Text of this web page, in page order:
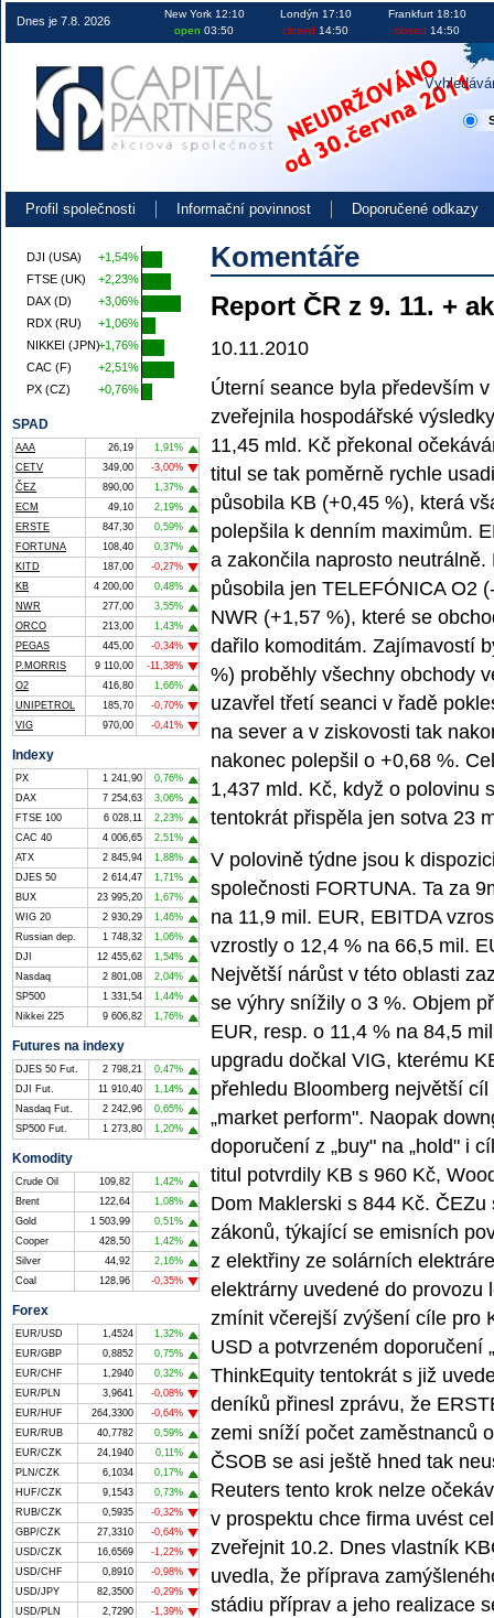
Obchodování na burze v ČR EU i USA investice akcie kurzy
Komentáře
Report ČR z 9. 11. +
10.11.2010
Úterní seance byla především
zveřejnila hospodářské
11,45 mld. Kč překonal
titul se tak poměrně rychle
působila KB (+0,45 %), která
polepšila k denním maximům.
a zakončila naprosto
působila jen TELEFÓNICA O2
NWR (+1,57 %), které se
dařilo komoditám. Zajímavostí
%) proběhly všechny obchody
uzavřel třetí seanci v řadě
na sever a v ziskovosti tak
nakonec polepšil o +0,68 %.
1,437 mld. Kč, když o polovinu
tentokrát přispěla jen sotva 23
V polovině týdne jsou k
společnosti FORTUNA. Ta za
na 11,9 mil. EUR, EBITDA
vzrostly o 12,4 % na 66,5 mil.
Největší nárůst v této oblasti
se výhry snížily o 3 %. Objem
EUR, resp. o 11,4 % na 84,5
upgradu dočkal VIG, kterému
přehledu Bloomberg největší
„market perform". Naopak
doporučení z „buy" na „hold" i
titul potvrdily KB s 960 Kč,
Dom Maklerski s 844 Kč.
zákonů, týkající se emisních
z elektřiny ze solárních
elektrárny uvedené do provozu
zmínit včerejší zvýšení cíle pro
USD a potvrzeném doporučení
ThinkEquity tentokrát s již
deníků přinesl zprávu, že
zemi sníží počet zaměstnanců
ČSOB se asi ještě hned tak
Reuters tento krok nelze
v prospektu chce firma uvést
zveřejnit 10.2. Dnes vlastník
uvedla, že příprava
stádiu příprav a jeho realizace
DJI (USA)
FTSE (UK)
DAX (D)
RDX (RU)
NIKKEI (JPN)
CAC (F)
PX (CZ)
+1,54%
+2,23%
+3,06%
+1,06%
+1,76%
+2,51%
+0,76%
SPAD
AAA 26,19
1,91%
CETV
349,00
-3,00%
ČEZ
890,00
1,37%
ECM
49,10
2,19%
ERSTE
847,30
0,59%
FORTUNA
108,40
0,37%
KITD
187,00
-0,27%
KB
4 200,00
0,48%
NWR
277,00
3,55%
ORCO
213,00
1,43%
PEGAS
445,00
-0,34%
P.MORRIS
9 110,00
-11,38%
O2
416,80
1,66%
UNIPETROL
185,70
-0,70%
VIG
970,00 -0,41%
Indexy
PX 1 241,90
0,76%
DAX
7 254,63
3,06%
FTSE 100
6 028,11
2,23%
CAC 40
4 006,65
2,51%
ATX
2 845,94
1,88%
DJES 50
2 614,47
1,71%
BUX
23 995,20
1,67%
WIG 20
2 930,29
1,46%
Russian dep.
1 748,32
1,06%
DJI
12 455,62
1,54%
Nasdaq
2 801,08
2,04%
SP500
1 331,54
1,44%
Nikkei 225
9 606,82 1,76%
Futures na indexy
DJES 50 Fut. 2 798,21
0,47%
DJI Fut.
11 910,40
1,14%
Nasdaq Fut.
2 242,96
0,65%
SP500 Fut.
1 273,80 1,20%
Komodity
Crude Oil 109,82
1,42%
Brent
122,64
1,08%
Gold
1 503,99
0,51%
Cooper
428,50
1,42%
Silver
44,92
2,16%
Coal
128,96 -0,35%
Forex
EUR/USD 1,4524
1,32%
EUR/GBP
0,8852
0,75%
EUR/CHF
1,2940
0,32%
EUR/PLN
3,9641
-0,08%
EUR/HUF
264,3300
-0,64%
EUR/RUB
40,7782
0,59%
EUR/CZK
24,1940
0,11%
PLN/CZK
6,1034
0,17%
HUF/CZK
9,1543
0,73%
RUB/CZK
0,5935
-0,32%
GBP/CZK
27,3310
-0,64%
USD/CZK
16,6569
-1,22%
USD/CHF
0,8910
-0,98%
USD/JPY
82,3500
-0,29%
USD/PLN
2,7290
-1,39%
Dnes je 7.8. 2026
New York 12:10
open 03:50
Londýn 17:10
closed 14:50
Frankfurt 18:10
closed 14:50
Profil společnosti Informační povinnost Doporučené odkazy